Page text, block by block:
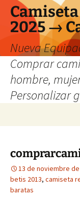
2025 →
Nueva
Comprar
hombre,
Personalizar
13 de noviembre de
betis 2013, camiseta
baratas